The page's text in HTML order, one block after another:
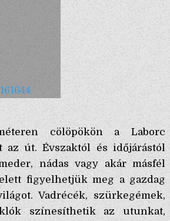
cölöpökön a Laborc
az út. Évszaktól és időjárástól
nádas vagy akár másfél
figyelhetjük meg a gazdag
Vadrécék, szürkegémek,
színesíthetik az utunkat,